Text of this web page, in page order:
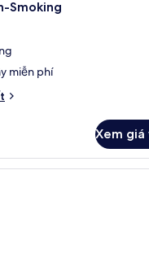
Smoking
miễn phí
Xem giá